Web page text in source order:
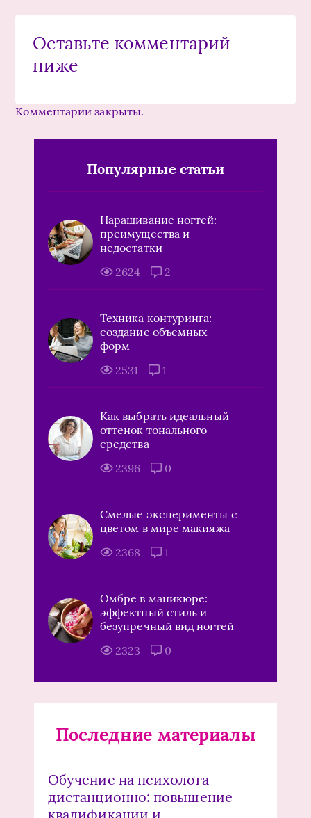
Оставьте комментарий
ниже
Комментарии закрыты.
Популярные статьи
Наращивание ногтей:
преимущества и
недостатки
2624
2
Техника контуринга:
создание объемных
форм
2531
1
Как выбрать идеальный
оттенок тонального
средства
2396
0
Смелые эксперименты с
цветом в мире макияжа
2368
1
Омбре в маникюре:
эффектный стиль и
безупречный вид ногтей
2323
0
Последние материалы
Обучение на психолога
дистанционно: повышение
квалификации и